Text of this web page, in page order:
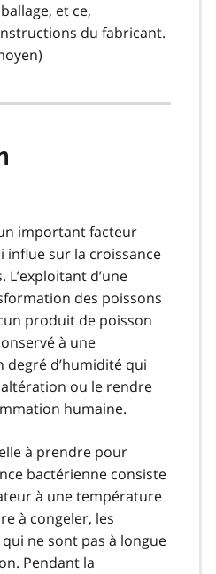
et ce,
du fabricant.
important facteur
sur la croissance
d’une
des poissons
produit de poisson
à une
d’humidité qui
ou le rendre
humaine.
à prendre pour
bactérienne consiste
à une température
à congeler, les
ne sont pas à longue
Pendant la